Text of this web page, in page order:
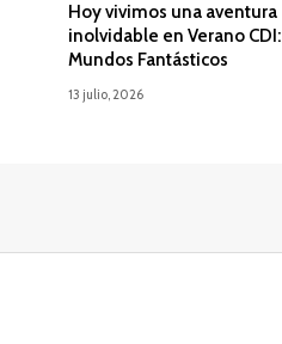
Hoy vivimos una aventura
inolvidable en Verano CDI:
Mundos Fantásticos
13 julio, 2026